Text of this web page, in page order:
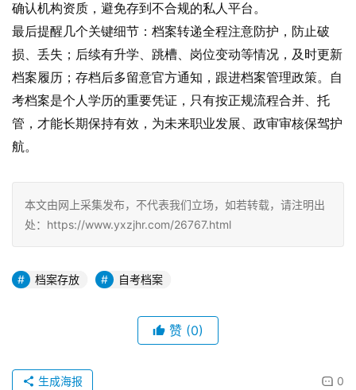
确认机构资质，避免存到不合规的私人平台。
最后提醒几个关键细节：档案转递全程注意防护，防止破
损、丢失；后续有升学、跳槽、岗位变动等情况，及时更新
档案履历；存档后多留意官方通知，跟进档案管理政策。自
考档案是个人学历的重要凭证，只有按正规流程合并、托
管，才能长期保持有效，为未来职业发展、政审审核保驾护
航。
本文由网上采集发布，不代表我们立场，如若转载，请注明出
处：https://www.yxzjhr.com/26767.html
档案存放 自考档案
赞 (0)
0
生成海报